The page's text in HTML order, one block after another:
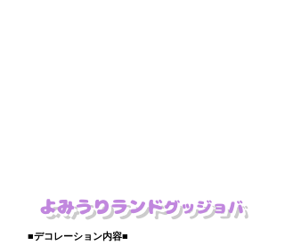
よみうりランド​グッジョバ
■デコレーション内容■